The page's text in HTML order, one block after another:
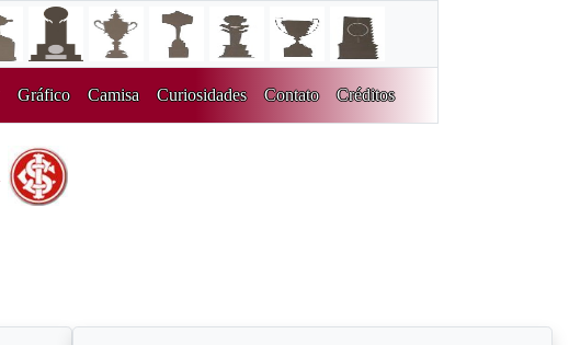
Gráfico Camisa Curiosidades Contato Créditos